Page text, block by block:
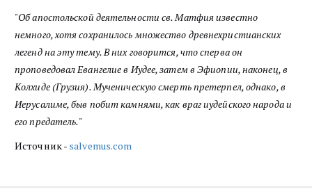
"Об апостольской деятельности св. Матфия известно
немного, хотя сохранилось множество древнехристианских
легенд на эту тему. В них говорится, что сперва он
проповедовал Евангелие в Иудее, затем в Эфиопии, наконец, в
Колхиде (Грузия). Мученическую смерть претерпел, однако, в
Иерусалиме, быв побит камнями, как враг иудейского народа и
его предатель."
Источник - salvemus.com